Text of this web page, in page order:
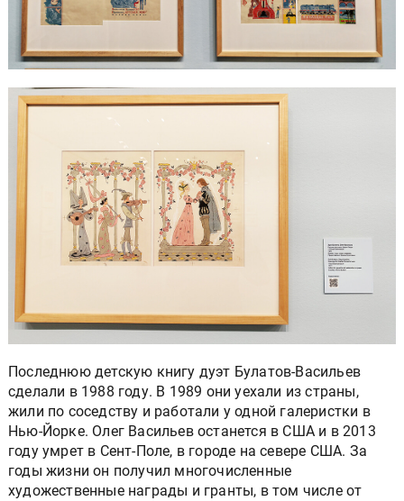
Последнюю детскую книгу дуэт Булатов-Васильев
сделали в 1988 году. В 1989 они уехали из страны,
жили по соседству и работали у одной галеристки в
Нью-Йорке. Олег Васильев останется в США и в 2013
году умрет в Сент-Поле, в городе на севере США. За
годы жизни он получил многочисленные
художественные награды и гранты, в том числе от